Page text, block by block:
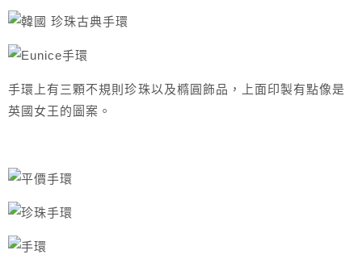
手環上有三顆不規則珍珠以及橢圓飾品，上面印製有點像是
英國女王的圖案。